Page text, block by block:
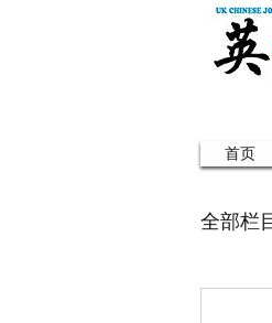
首页
全部栏